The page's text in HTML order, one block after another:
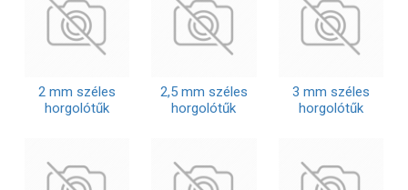
2 mm széles
horgolótűk
2,5 mm széles
horgolótűk
3 mm széles
horgolótűk